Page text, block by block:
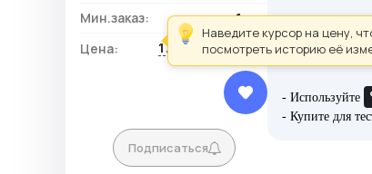
Мин.заказ:
1 шт.
Цена:
176,40 ₽ / шт.
Подписаться
Рекомендации
- Используйте
- Купите для
Наведите курсор на цену,
посмотреть историю её